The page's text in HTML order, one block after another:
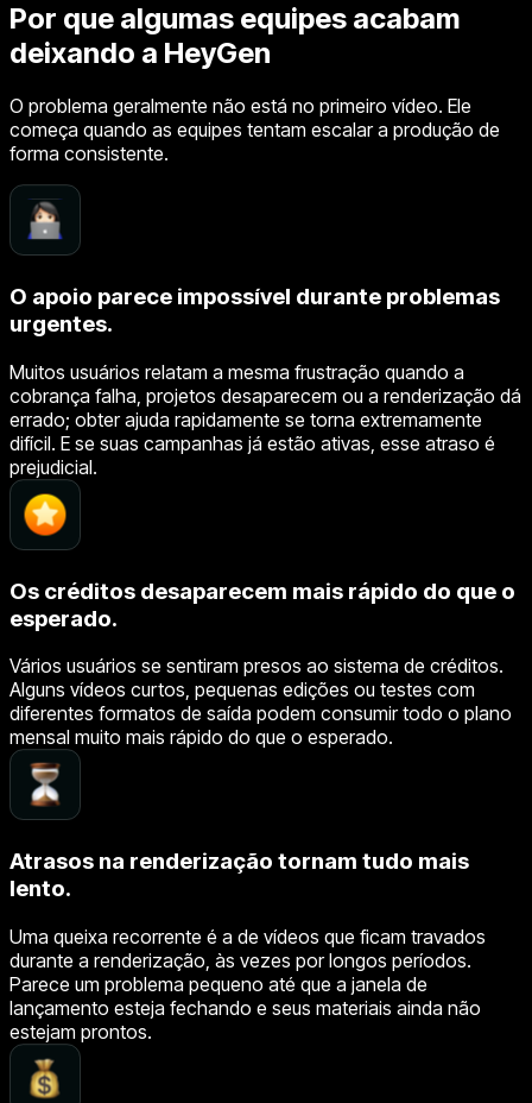
Por que algumas equipes acabam
deixando a HeyGen
O problema geralmente não está no primeiro vídeo. Ele
começa quando as equipes tentam escalar a produção de
forma consistente.
O apoio parece impossível durante problemas
urgentes.
Muitos usuários relatam a mesma frustração quando a
cobrança falha, projetos desaparecem ou a renderização dá
errado; obter ajuda rapidamente se torna extremamente
difícil. E se suas campanhas já estão ativas, esse atraso é
prejudicial.
Os créditos desaparecem mais rápido do que o
esperado.
Vários usuários se sentiram presos ao sistema de créditos.
Alguns vídeos curtos, pequenas edições ou testes com
diferentes formatos de saída podem consumir todo o plano
mensal muito mais rápido do que o esperado.
Atrasos na renderização tornam tudo mais
lento.
Uma queixa recorrente é a de vídeos que ficam travados
durante a renderização, às vezes por longos períodos.
Parece um problema pequeno até que a janela de
lançamento esteja fechando e seus materiais ainda não
estejam prontos.